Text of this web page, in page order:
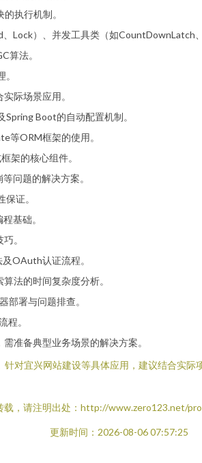
执行机制。
Lock）、并发工具类（如CountDownLatch
算法。
际场景应用。
Boot的自动配置机制。
等ORM框架的使用。
架的核心组件。
问题的解决方案。
证。
基础。
。
OAuth认证流程。
法的时间复杂度分析。
部署与问题排查。
程。
准备典型业务场景的解决方案。
对宜兴网站建设等具体应用，建议结合实
载，请注明出处：http://www.zero123.net/
更新时间：2026-08-06 07:57:25